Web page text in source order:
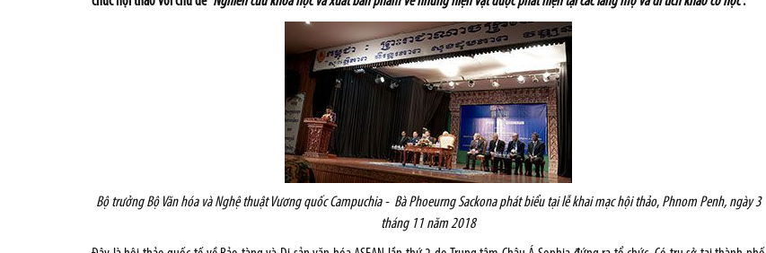
Bộ trưởng Bộ Văn hóa và Nghệ thuật Vương quốc Campuchia - Bà Phoeurng Sackona phát biểu tại lễ khai mạc hội thảo, Phnom Penh, ngày 3
tháng 11 năm 2018